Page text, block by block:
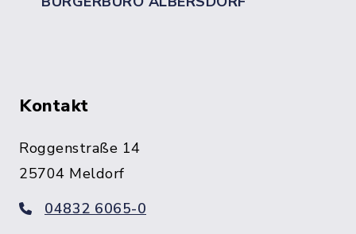
Kontakt
Roggenstraße 14
25704 Meldorf
04832 6065-0